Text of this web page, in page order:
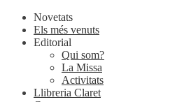
Novetats
Els més venuts
Editorial
Qui som?
La Missa
Activitats
Llibreria Claret